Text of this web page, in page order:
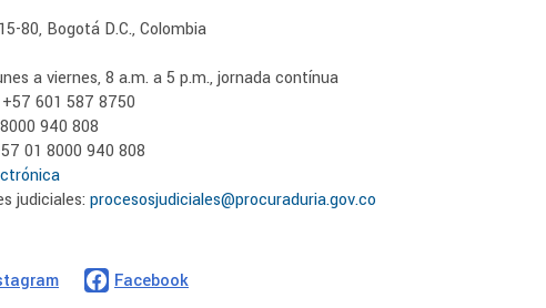
80, Bogotá D.C., Colombia
a viernes, 8 a.m. a 5 p.m., jornada contínua
601 587 8750
940 808
01 8000 940 808
judiciales: procesosjudiciales@procuraduria.gov.co
Facebook